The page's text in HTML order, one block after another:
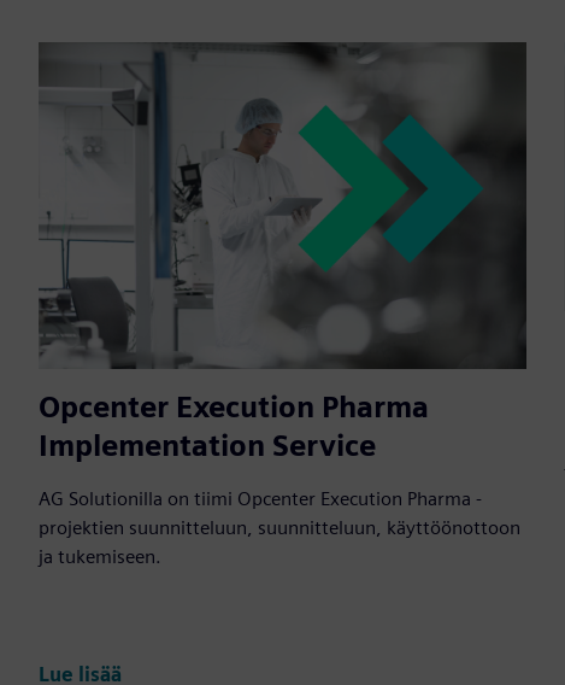
Opcenter Execution Pharma
Implementation Service
AG Solutionilla on tiimi Opcenter Execution Pharma -
projektien suunnitteluun, suunnitteluun, käyttöönottoon
ja tukemiseen.
Lue lisää